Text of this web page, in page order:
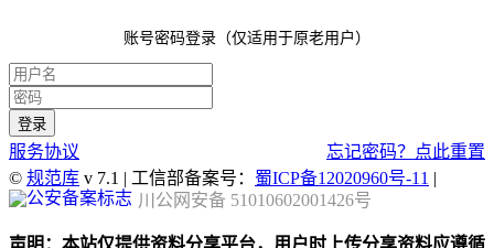
账号密码登录（仅适用于原老用户）
服务协议
忘记密码？点此重置
© 规范库 v 7.1 | 工信部备案号： 蜀ICP备12020960号-11 |
川公网安备 51010602001426号